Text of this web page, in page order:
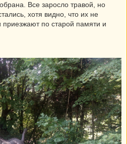
Все заросло травой, но
хотя видно, что их не
приезжают по старой памяти и